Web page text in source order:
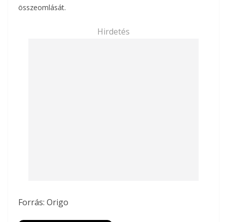
összeomlását.
Hirdetés
Forrás: Origo